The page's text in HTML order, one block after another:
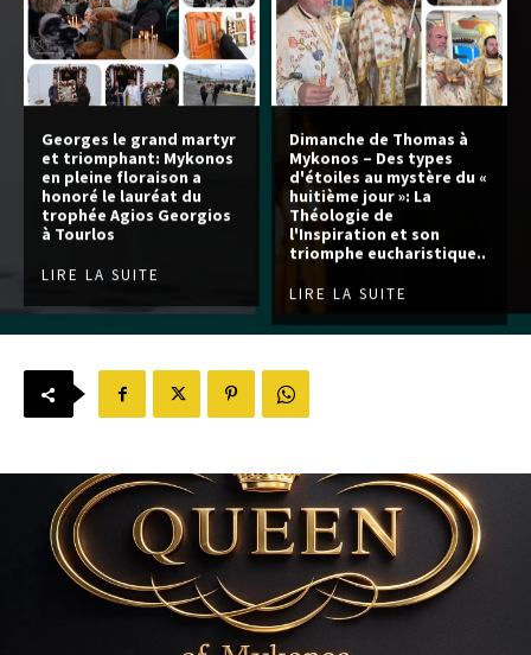
Georges le grand martyr
et triomphant: Mykonos
en pleine floraison a
honoré le lauréat du
trophée Agios Georgios
à Tourlos
LIRE LA SUITE
Dimanche de Thomas à
Mykonos – Des types
d'étoiles au mystère du «
huitième jour »: La
Théologie de
l'Inspiration et son
triomphe eucharistique..
LIRE LA SUITE